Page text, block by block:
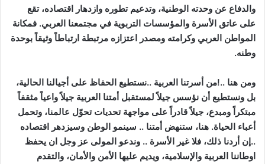
والدفاع عن وحدته الوطنية، وتدعيم تطوره وازدهار اقتصاده، تقع
على عاتق الأسرة والمؤسسات التربوية في مجتمعنا العربي. فمكانة
المواطن العربي وكرامته ومصدر اعتزازه مرتبطة ارتباطاً وثيقاً بوحدة
وطنه.
ومن هنا ..!من أسرتنا العربية ..نستطيع الحفاظ على أجيالنا الحالية،
بل ونستطيع أن نؤسس جيلاً لمستقبل أمتنا العربية جيلاً واعياً مثقفاً
مبتكراً ومبدع، جيلاً قادراً على مواجهة تحديات تحوّل عالمنا، وتحمل
أعباء الحياة. هنا، ستنهض أمتنا .. سينمو الوطن وسيزدهر اقتصاده
..إن أردنا ذلك، فلا غير الأسرة .. وندعو المولى عز وجل ان يحفظ
اوطاننا العربية والإسلامية، ويديم عليها الأمن والأمان، والتقدم